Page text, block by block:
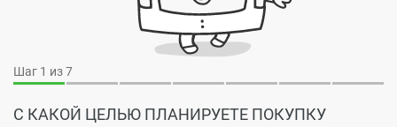
Шаг 1 из 7
С КАКОЙ ЦЕЛЬЮ ПЛАНИРУЕТЕ ПОКУПКУ